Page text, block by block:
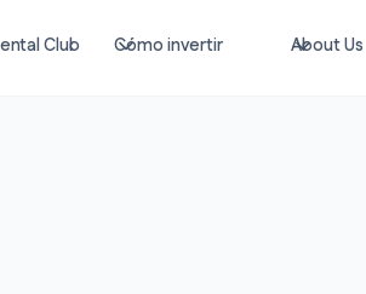
Club Cómo invertir About Us